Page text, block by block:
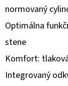
normovaný
Optimálna
stene
Komfort:
Integrovaný